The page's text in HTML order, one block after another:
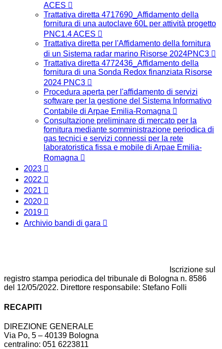
ACES
Trattativa diretta 4717690_Affidamento della
fornitura di una autoclave 60L per attività progetto
PNC1.4 ACES
Trattativa diretta per l'Affidamento della fornitura
di un Sistema radar marino Risorse 2024PNC3
Trattativa diretta 4772436_Affidamento della
fornitura di una Sonda Redox finanziata Risorse
2024 PNC3
Procedura aperta per l'affidamento di servizi
software per la gestione del Sistema Informativo
Contabile di Arpae Emilia-Romagna
Consultazione preliminare di mercato per la
fornitura mediante somministrazione periodica di
gas tecnici e servizi connessi per la rete
laboratoristica fissa e mobile di Arpae Emilia-
Romagna
2023
2022
2021
2020
2019
Archivio bandi di gara
Iscrizione sul
registro stampa periodica del tribunale di Bologna n. 8586
del 12/05/2022. Direttore responsabile: Stefano Folli
RECAPITI
DIREZIONE GENERALE
Via Po, 5 – 40139 Bologna
centralino: 051 6223811